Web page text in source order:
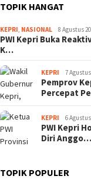
TOPIK HANGAT
KEPRI, NASIONAL 8 Agustus
PWI Kepri Buka
K…
KEPRI 7
Pemprov
Percepat
KEPRI 6
PWI Kepri
Diri Anggo…
TOPIK POPULER